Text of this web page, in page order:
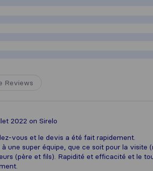
Reviews
2022 on Sirelo
vous et le devis a été fait rapidement.
une super équipe, que ce soit pour la visite
(père et fils). Rapidité et efficacité et le